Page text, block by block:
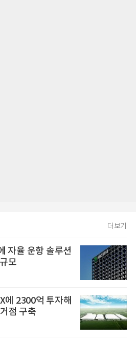
더보기
자율 운항 솔루션
모
에 2300억 투자해
점 구축